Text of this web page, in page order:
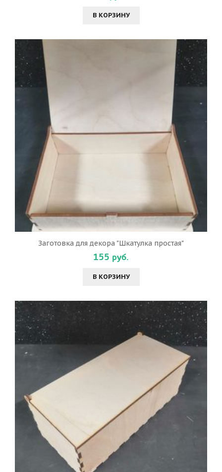
В КОРЗИНУ
Заготовка для декора "Шкатулка простая"
155 руб.
В КОРЗИНУ